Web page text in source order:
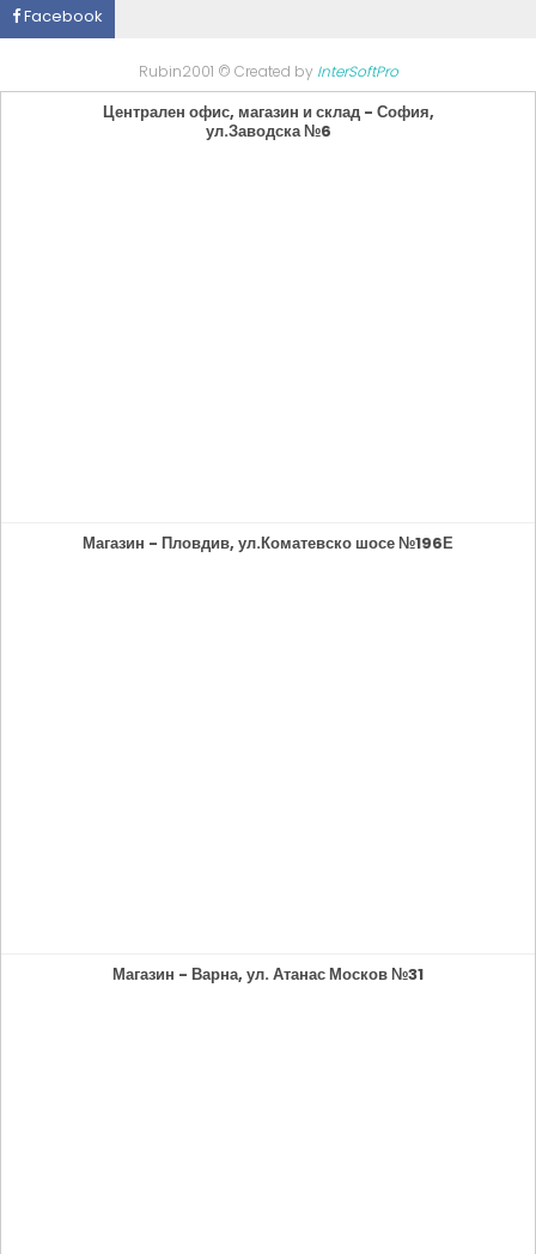
Facebook
Rubin2001 © Created by InterSoftPro
Централен офис, магазин и склад - София,
ул.Заводска №6
Магазин - Пловдив, ул.Коматевско шосе №196Е
Магазин - Варна, ул. Атанас Москов №31